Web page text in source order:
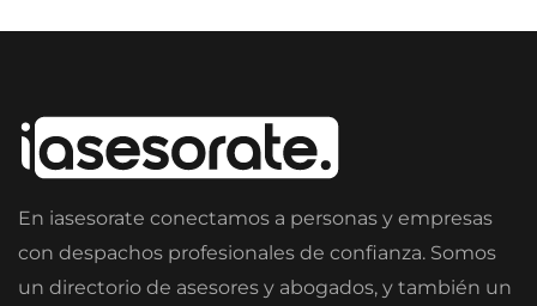
En iasesorate conectamos a personas y empresas
con despachos profesionales de confianza. Somos
un directorio de asesores y abogados, y también un